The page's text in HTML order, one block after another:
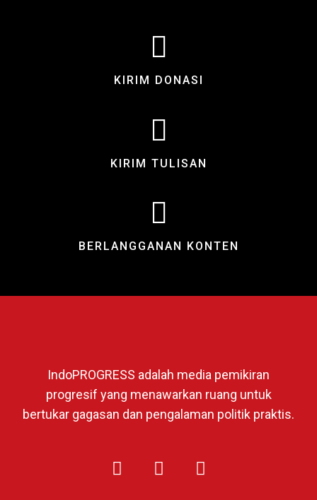
KIRIM DONASI
KIRIM TULISAN
BERLANGGANAN KONTEN
IndoPROGRESS adalah media pemikiran
progresif yang menawarkan ruang untuk
bertukar gagasan dan pengalaman politik praktis.